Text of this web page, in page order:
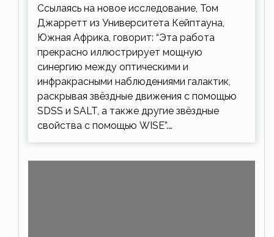
Ссылаясь на новое исследование, Том
Джарретт из Университета Кейптауна,
Южная Африка, говорит: “Эта работа
прекрасно иллюстрирует мощную
синергию между оптическими и
инфракрасными наблюдениями галактик,
раскрывая звёздные движения с помощью
SDSS и SALT, а также другие звёздные
свойства с помощью WISE”.…